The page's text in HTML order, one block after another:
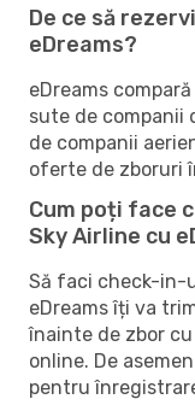
De ce să
eDreams?
eDreams
sute de companii
de companii
oferte de zboruri
Cum poți face
Sky Airline cu
Să faci check-in-
eDreams îți va
înainte de zbor
online. De
pentru